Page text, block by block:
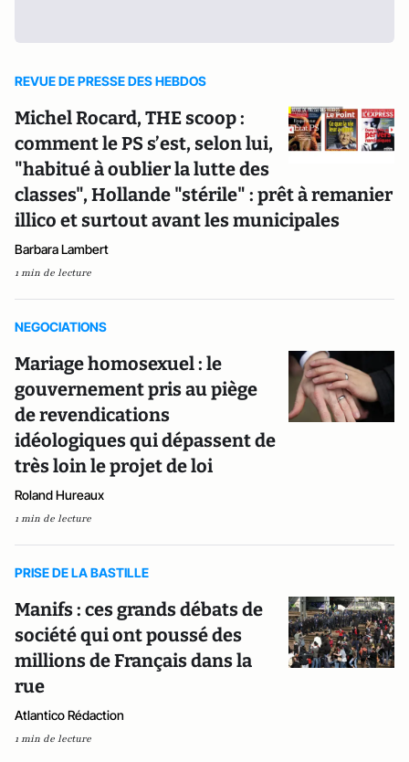
REVUE DE PRESSE DES HEBDOS
Michel Rocard, THE scoop :
comment le PS s’est, selon lui,
"habitué à oublier la lutte des
classes", Hollande "stérile" : prêt à remanier
illico et surtout avant les municipales
Barbara Lambert
1 min de lecture
NEGOCIATIONS
Mariage homosexuel : le
gouvernement pris au piège
de revendications
idéologiques qui dépassent de
très loin le projet de loi
Roland Hureaux
1 min de lecture
PRISE DE LA BASTILLE
Manifs : ces grands débats de
société qui ont poussé des
millions de Français dans la
rue
Atlantico Rédaction
1 min de lecture